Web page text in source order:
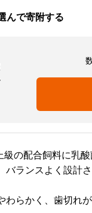
んで寄附する
の配合飼料に乳
ランスよく設計
らかく、歯切れ